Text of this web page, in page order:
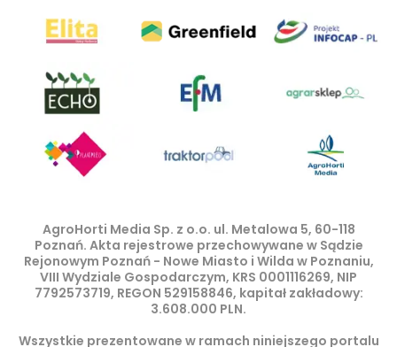
AgroHorti Media Sp. z o.o. ul. Metalowa 5, 60-118
Poznań. Akta rejestrowe przechowywane w Sądzie
Rejonowym Poznań - Nowe Miasto i Wilda w Poznaniu,
VIII Wydziale Gospodarczym, KRS 0001116269, NIP
7792573719, REGON 529158846, kapitał zakładowy:
3.608.000 PLN.
Wszystkie prezentowane w ramach niniejszego portalu